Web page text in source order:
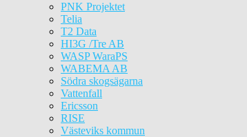
PNK Projektet
Telia
T2 Data
HI3G /Tre AB
WASP WaraPS
WABEMA AB
Södra skogsägarna
Vattenfall
Ericsson
RISE
Västeviks kommun